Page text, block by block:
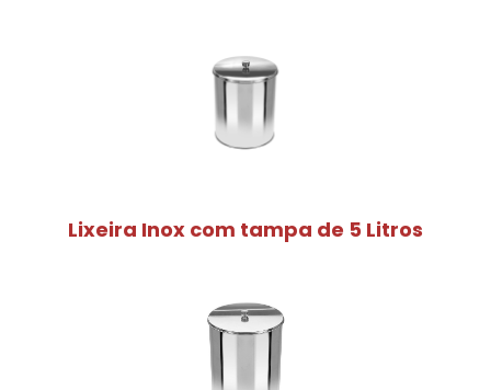
Lixeira Inox com tampa de 5 Litros